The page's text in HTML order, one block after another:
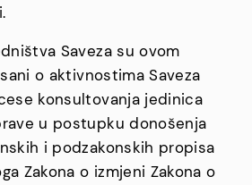
Saveza su ovom
o aktivnostima Saveza
konsultovanja jedinica
u postupku donošenja
i podzakonskih propisa
Zakona o izmjeni Zakona o